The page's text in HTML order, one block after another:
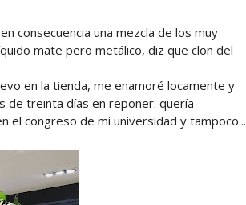
consecuencia una mezcla de los muy
mate pero metálico, diz que clon del
en la tienda, me enamoré locamente y
de treinta días en reponer: quería
el congreso de mi universidad y tampoco...